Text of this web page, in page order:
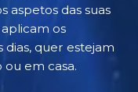
aspetos das suas
os
quer estejam
ou em casa.